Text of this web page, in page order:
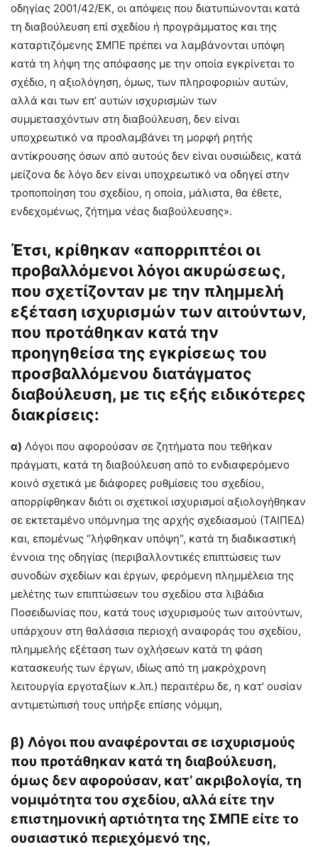
οδηγίας 2001/42/ΕΚ, οι απόψεις που διατυπώνονται κατά
τη διαβούλευση επί σχεδίου ή προγράμματος και της
καταρτιζόμενης ΣΜΠΕ πρέπει να λαμβάνονται υπόψη
κατά τη λήψη της απόφασης με την οποία εγκρίνεται το
σχέδιο, η αξιολόγηση, όμως, των πληροφοριών αυτών,
αλλά και των επ’ αυτών ισχυρισμών των
συμμετασχόντων στη διαβούλευση, δεν είναι
υποχρεωτικό να προσλαμβάνει τη μορφή ρητής
αντίκρουσης όσων από αυτούς δεν είναι ουσιώδεις, κατά
μείζονα δε λόγο δεν είναι υποχρεωτικό να οδηγεί στην
τροποποίηση του σχεδίου, η οποία, μάλιστα, θα έθετε,
ενδεχομένως, ζήτημα νέας διαβούλευσης».
Έτσι, κρίθηκαν «απορριπτέοι οι
προβαλλόμενοι λόγοι ακυρώσεως,
που σχετίζονταν με την πλημμελή
εξέταση ισχυρισμών των αιτούντων,
που προτάθηκαν κατά την
προηγηθείσα της εγκρίσεως του
προσβαλλόμενου διατάγματος
διαβούλευση, με τις εξής ειδικότερες
διακρίσεις:
α) Λόγοι που αφορούσαν σε ζητήματα που τεθήκαν
πράγματι, κατά τη διαβούλευση από το ενδιαφερόμενο
κοινό σχετικά με διάφορες ρυθμίσεις του σχεδίου,
απορρίφθηκαν διότι οι σχετικοί ισχυρισμοί αξιολογήθηκαν
σε εκτεταμένο υπόμνημα της αρχής σχεδιασμού (ΤΑΙΠΕΔ)
και, επομένως “λήφθηκαν υπόψη”, κατά τη διαδικαστική
έννοια της οδηγίας (περιβαλλοντικές επιπτώσεις των
συνοδών σχεδίων και έργων, φερόμενη πλημμέλεια της
μελέτης των επιπτώσεων του σχεδίου στα λιβάδια
Ποσειδωνίας που, κατά τους ισχυρισμούς των αιτούντων,
υπάρχουν στη θαλάσσια περιοχή αναφοράς του σχεδίου,
πλημμελής εξέταση των οχλήσεων κατά τη φάση
κατασκευής των έργων, ιδίως από τη μακρόχρονη
λειτουργία εργοταξίων κ.λπ.) περαιτέρω δε, η κατ’ ουσίαν
αντιμετώπισή τους υπήρξε επίσης νόμιμη,
β) Λόγοι που αναφέρονται σε ισχυρισμούς
που προτάθηκαν κατά τη διαβούλευση,
όμως δεν αφορούσαν, κατ’ ακριβολογία, τη
νομιμότητα του σχεδίου, αλλά είτε την
επιστημονική αρτιότητα της ΣΜΠΕ είτε το
ουσιαστικό περιεχόμενό της,